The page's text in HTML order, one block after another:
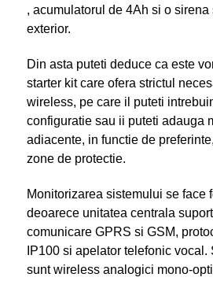
, acumulatorul de 4Ah si o sirena
exterior.
Din asta puteti deduce ca este
starter kit care ofera strictul
wireless, pe care il puteti
configuratie sau ii puteti adauga
adiacente, in functie de
zone de protectie.
Monitorizarea sistemului se face
deoarece unitatea centrala
comunicare GPRS si GSM,
IP100 si apelator telefonic
sunt wireless analogici mono-